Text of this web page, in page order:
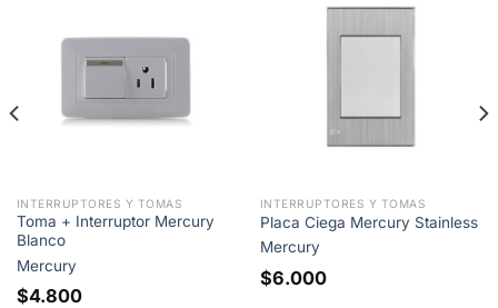
INTERRUPTORES Y TOMAS
Toma + Interruptor Mercury
Blanco
Mercury
$4.800
INTERRUPTORES Y TOMAS
Placa Ciega Mercury Stainless
Mercury
$6.000